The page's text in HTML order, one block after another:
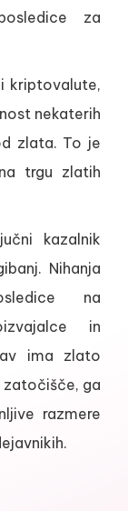
za
kriptovalute,
nekaterih
zlata. To je
trgu zlatih
kazalnik
Nihanja
na
in
ima zlato
ga
razmere